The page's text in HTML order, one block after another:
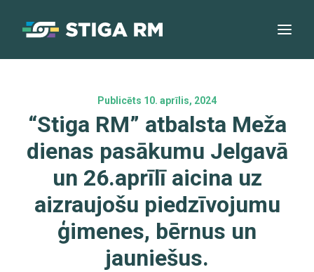
Publicēts 10. aprīlis, 2024
“Stiga RM” atbalsta Meža
dienas pasākumu Jelgavā
un 26.aprīlī aicina uz
aizraujošu piedzīvojumu
ģimenes, bērnus un
jauniešus.